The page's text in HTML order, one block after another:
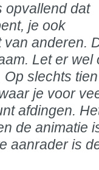
opvallend dat
je ook
anderen.
Let er wel
slechts
je voor
afdingen.
de animatie
aanrader is